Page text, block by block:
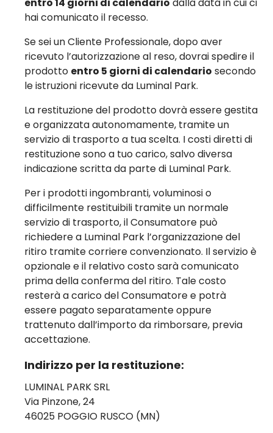
hai comunicato il recesso.
Se sei un Cliente Professionale, dopo aver
ricevuto l’autorizzazione al reso, dovrai spedire il
prodotto entro 5 giorni di calendario secondo
le istruzioni ricevute da Luminal Park.
La restituzione del prodotto dovrà essere gestita
e organizzata autonomamente, tramite un
servizio di trasporto a tua scelta. I costi diretti di
restituzione sono a tuo carico, salvo diversa
indicazione scritta da parte di Luminal Park.
Per i prodotti ingombranti, voluminosi o
difficilmente restituibili tramite un normale
servizio di trasporto, il Consumatore può
richiedere a Luminal Park l’organizzazione del
ritiro tramite corriere convenzionato. Il servizio è
opzionale e il relativo costo sarà comunicato
prima della conferma del ritiro. Tale costo
resterà a carico del Consumatore e potrà
essere pagato separatamente oppure
trattenuto dall’importo da rimborsare, previa
accettazione.
Indirizzo per la restituzione:
LUMINAL PARK SRL
Via Pinzone, 24
46025 POGGIO RUSCO (MN)